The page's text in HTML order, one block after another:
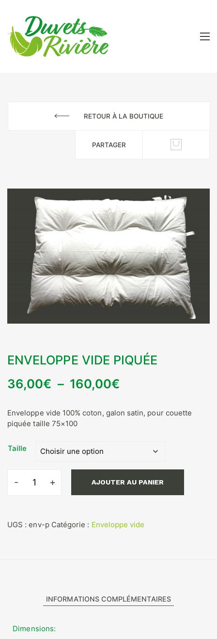
RETOUR À LA BOUTIQUE
PARTAGER
ENVELOPPE VIDE PIQUÉE
36,00€ – 160,00€
prix :
Enveloppe vide 100% coton, galon satin, pour couette
piquée taille 75×100
Taille
quantité
Piquée
AJOUTER AU PANIER
UGS :env-p Catégorie : Enveloppe vide
INFORMATIONS COMPLÉMENTAIRES
Dimensions